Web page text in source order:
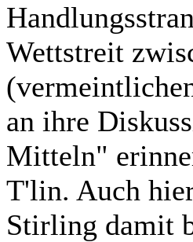
Wettstreit
an ihre
Mitteln"
T'lin. Auch
Stirling damit